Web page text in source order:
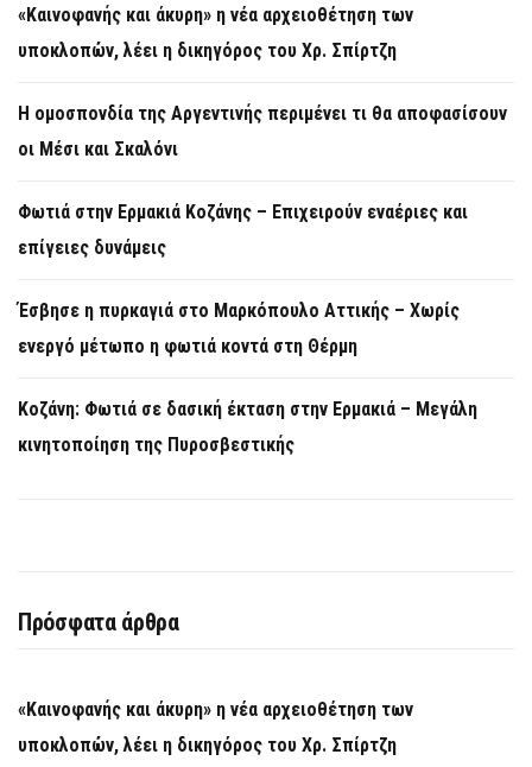
«Καινοφανής και άκυρη» η νέα αρχειοθέτηση των
υποκλοπών, λέει η δικηγόρος του Χρ. Σπίρτζη
Η ομοσπονδία της Αργεντινής περιμένει τι θα αποφασίσουν
οι Μέσι και Σκαλόνι
Φωτιά στην Ερμακιά Κοζάνης – Επιχειρούν εναέριες και
επίγειες δυνάμεις
Έσβησε η πυρκαγιά στο Μαρκόπουλο Αττικής – Χωρίς
ενεργό μέτωπο η φωτιά κοντά στη Θέρμη
Κοζάνη: Φωτιά σε δασική έκταση στην Ερμακιά – Μεγάλη
κινητοποίηση της Πυροσβεστικής
Πρόσφατα άρθρα
«Καινοφανής και άκυρη» η νέα αρχειοθέτηση των
υποκλοπών, λέει η δικηγόρος του Χρ. Σπίρτζη